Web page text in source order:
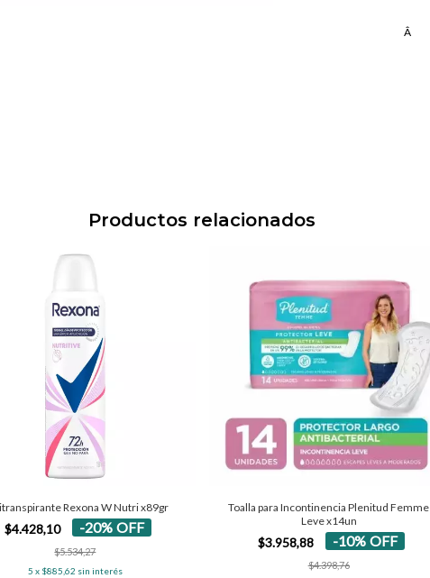
Â
Productos relacionados
Rexona W Nutri x89gr
$4.428,10 -20% OFF
$5.534,27
5 x $885,62 sin interés
Toalla para Incontinencia Plenitud Femme
Leve x14un
$3.958,88 -10%OFF
$4.398,76